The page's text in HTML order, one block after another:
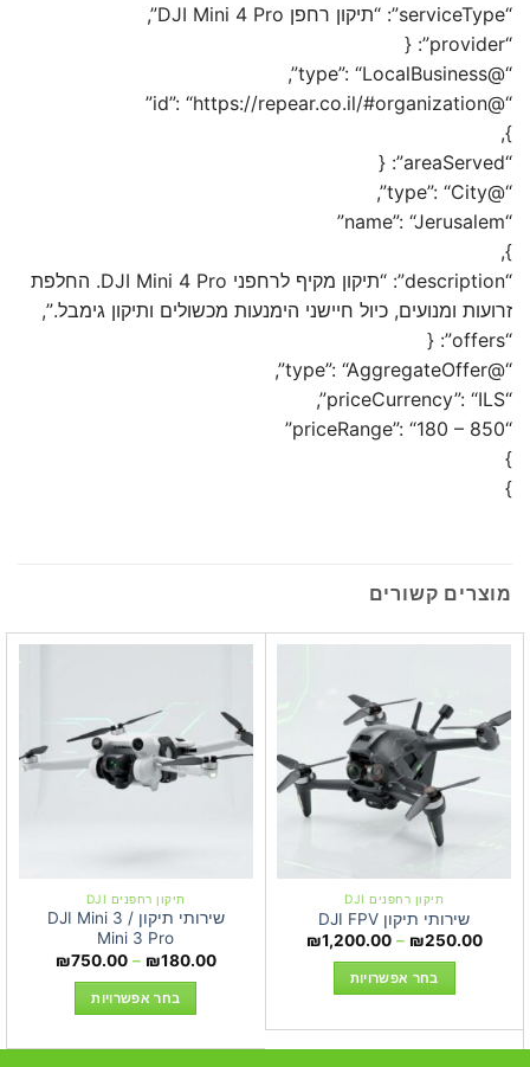
“serviceType”: “תיקון רחפן DJI Mini 4 Pro”,
“provider”: {
“@type”: “LocalBusiness”,
“@id”: “https://repear.co.il/#organization”
},
“areaServed”: {
“@type”: “City”,
“name”: “Jerusalem”
},
“description”: “תיקון מקיף לרחפני DJI Mini 4 Pro. החלפת
זרועות ומנועים, כיול חיישני הימנעות מכשולים ותיקון גימבל.”,
“offers”: {
“@type”: “AggregateOffer”,
“priceCurrency”: “ILS”,
“priceRange”: “180 – 850”
}
}
מוצרים קשורים
תיקון רחפנים DJI
שירותי תיקון DJI FPV
₪250.00
–
₪1,200.00
בחר אפשרויות
זה
יש
תיקון רחפנים DJI
שירותי תיקון DJI Mini 3 /
Mini 3 Pro
₪180.00
–
₪750.00
בחר אפשרויות
זה